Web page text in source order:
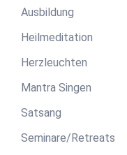
Ausbildung
Heilmeditation
Herzleuchten
Mantra Singen
Satsang
Seminare/Retreats